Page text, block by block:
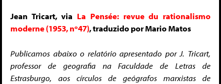
Jean Tricart, via La Pensée: revue du rationalismo
moderne (1953, nº47), traduzido por Mario Matos
Publicamos abaixo o relatório apresentado por J. Tricart,
professor de geografia na Faculdade de Letras de
Estrasburgo, aos círculos de geógrafos marxistas de